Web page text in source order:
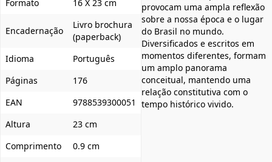
Formato
16 X 23 cm
Encadernação
Livro brochura
(paperback)
Idioma
Português
Páginas
176
EAN
9788539300051
Altura
23 cm
Comprimento
0.9 cm
provocam uma ampla reflexão
sobre a nossa época e o lugar
do Brasil no mundo.
Diversificados e escritos em
momentos diferentes, formam
um amplo panorama
conceitual, mantendo uma
relação constitutiva com o
tempo histórico vivido.